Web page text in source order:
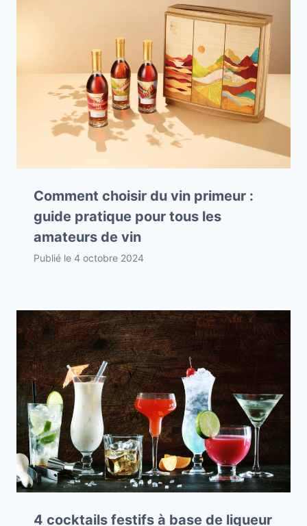
Comment choisir du vin primeur :
guide pratique pour tous les
amateurs de vin
Publié le 4 octobre 2024
4 cocktails festifs à base de liqueur